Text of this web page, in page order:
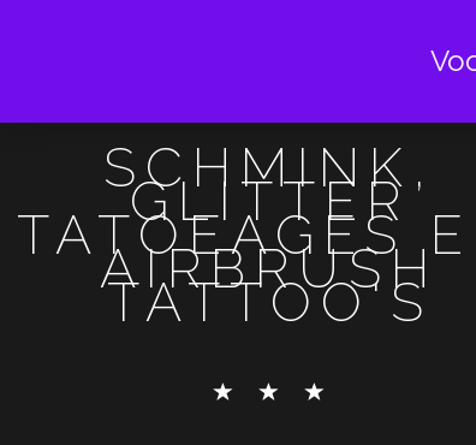
SCHMINK,
GLITTER
TATOEAGES
AIRBRUSH
TATTOO'S